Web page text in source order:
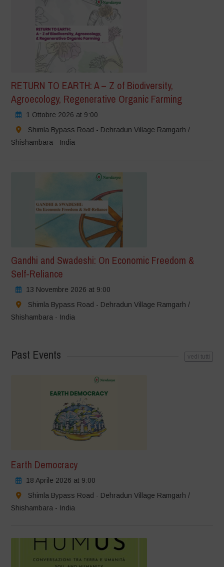
RETURN TO EARTH: A – Z of Biodiversity,
Agroecology, Regenerative Organic Farming
1 Ottobre 2026 at 9:00
Shimla Bypass Road - Dehradun Village Ramgarh /
Shishambara - India
Gandhi and Swadeshi: On Economic Freedom &
Self-Reliance
13 Novembre 2026 at 9:00
Shimla Bypass Road - Dehradun Village Ramgarh /
Shishambara - India
Past Events vedi tutti
Earth Democracy
18 Aprile 2026 at 9:00
Shimla Bypass Road - Dehradun Village Ramgarh /
Shishambara - India